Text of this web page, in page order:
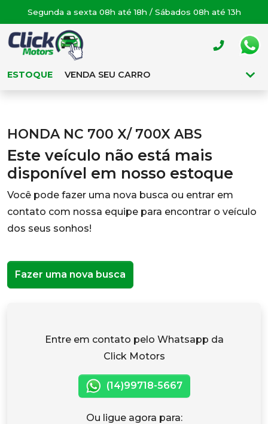
Segunda a sexta 08h até 18h / Sábados 08h até 13h
ESTOQUE VENDA SEU CARRO
HONDA NC 700 X/ 700X ABS
Este veículo não está mais
disponível em nosso estoque
Você pode fazer uma nova busca ou entrar em
contato com nossa equipe para encontrar o veículo
dos seus sonhos!
Fazer uma nova busca
Entre em contato pelo Whatsapp da
Click Motors
(14)99718-5667
Ou ligue agora para: